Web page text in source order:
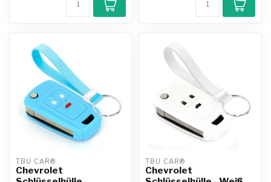
TBU CAR®
Chevrolet
TBU CAR®
Chevrolet